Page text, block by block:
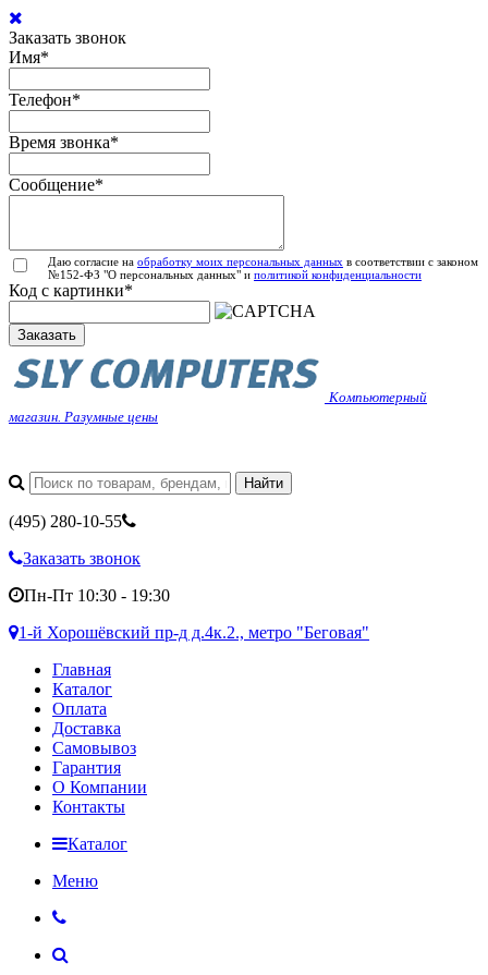
Заказать звонок
Имя*
Телефон*
Время звонка*
Сообщение*
Даю согласие на обработку моих персональных данных в соответствии с законом
№152-ФЗ "О персональных данных" и политикой конфиденциальности
Код с картинки*
Заказать
Компьютерный
магазин. Разумные цены
(495) 280-10-55
Заказать звонок
Пн-Пт 10:30 - 19:30
1-й Хорошёвский пр-д д.4к.2., метро "Беговая"
Главная
Каталог
Оплата
Доставка
Самовывоз
Гарантия
О Компании
Контакты
Каталог
Меню